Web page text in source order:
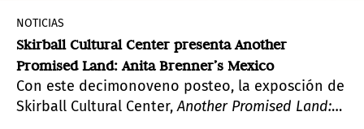
NOTICIAS
Skirball Cultural Center presenta Another
Promised Land: Anita Brenner’s Mexico
Con este decimonoveno posteo, la exposción de
Skirball Cultural Center,Another Promised Land: